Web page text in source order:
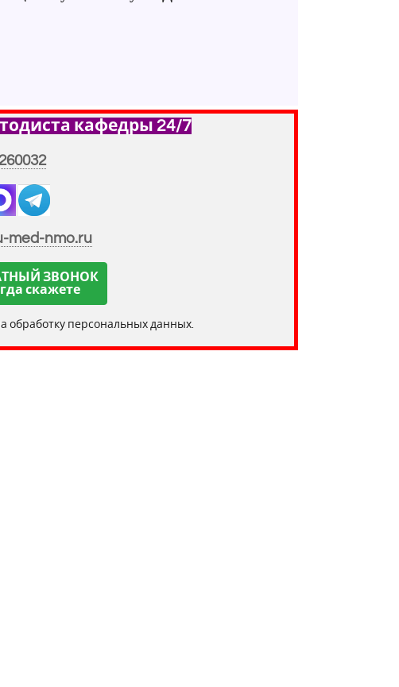
кафедры 24/7
med-nmo.ru
ЗВОНОК
скажете
обработку персональных данных.